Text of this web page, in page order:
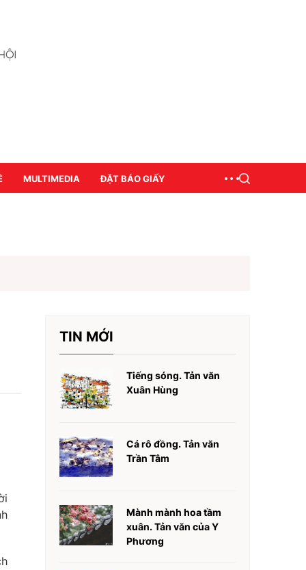
MULTIMEDIA ĐẶT BÁO GIẤY
TIN MỚI
Tiếng sóng. Tản văn
Xuân Hùng
Cá rô đồng. Tản văn
Trần Tâm
Mành mành hoa tầm
xuân. Tản văn của Y
Phương